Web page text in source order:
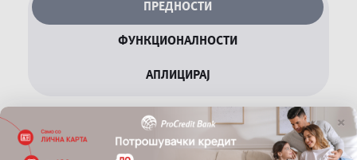
ПРЕДНОСТИ
ФУНКЦИОНАЛНОСТИ
АПЛИЦИРАЈ
Елекронското банкарство на ПроКредит Банка
Ви овозможува голем број на предности:
×